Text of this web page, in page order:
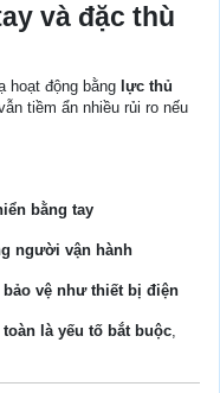
và đặc thù
hoạt động bằng lực thủ
tiềm ẩn nhiều rủi ro nếu
bằng tay
người vận hành
vệ như thiết bị điện
là yếu tố bắt buộc,